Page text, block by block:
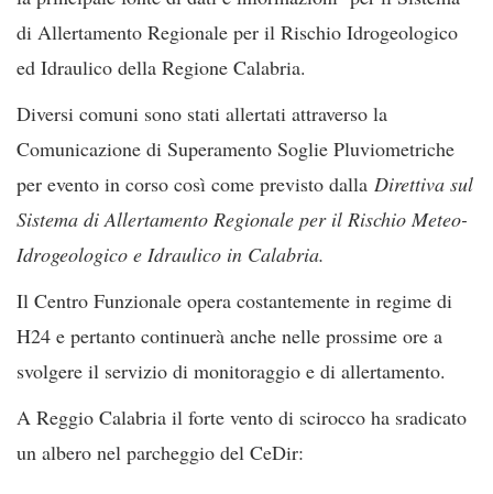
di Allertamento Regionale per il Rischio Idrogeologico
ed Idraulico della Regione Calabria.
Diversi comuni sono stati allertati attraverso la
Comunicazione di Superamento Soglie Pluviometriche
per evento in corso così come previsto dalla Direttiva sul
Sistema di Allertamento Regionale per il Rischio Meteo-
Idrogeologico e Idraulico in Calabria.
Il Centro Funzionale opera costantemente in regime di
H24 e pertanto continuerà anche nelle prossime ore a
svolgere il servizio di monitoraggio e di allertamento.
A Reggio Calabria il forte vento di scirocco ha sradicato
un albero nel parcheggio del CeDir: